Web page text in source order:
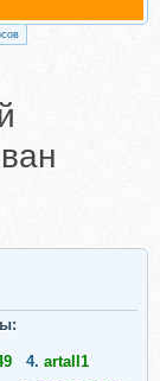
4. artall1